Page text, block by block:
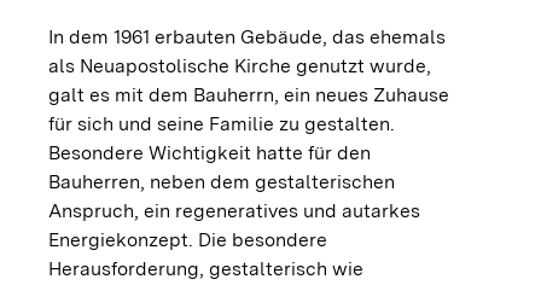
In dem 1961 erbauten Gebäude, das ehemals
als Neuapostolische Kirche genutzt wurde,
galt es mit dem Bauherrn, ein neues Zuhause
für sich und seine Familie zu gestalten.
Besondere Wichtigkeit hatte für den
Bauherren, neben dem gestalterischen
Anspruch, ein regeneratives und autarkes
Energiekonzept. Die besondere
Herausforderung, gestalterisch wie